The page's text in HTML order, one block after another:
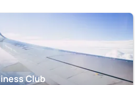
Club